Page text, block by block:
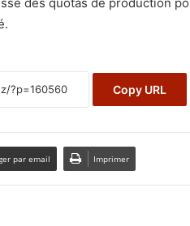
Copy URL
par email Imprimer